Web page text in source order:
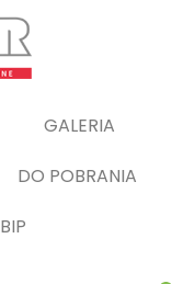
GALERIA
DO POBRANIA
BIP